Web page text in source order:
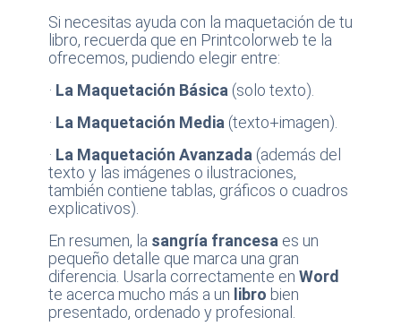
Si necesitas ayuda con la maquetación de tu
libro, recuerda que en Printcolorweb te la
ofrecemos, pudiendo elegir entre:
· La Maquetación Básica (solo texto).
· La Maquetación Media (texto+imagen).
· La Maquetación Avanzada (además del
texto y las imágenes o ilustraciones,
también contiene tablas, gráficos o cuadros
explicativos).
En resumen, la sangría francesa es un
pequeño detalle que marca una gran
diferencia. Usarla correctamente en Word
te acerca mucho más a un libro bien
presentado, ordenado y profesional.